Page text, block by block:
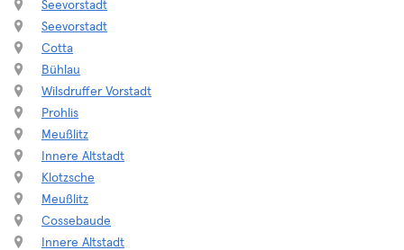
Seevorstadt
Seevorstadt
Cotta
Bühlau
Wilsdruffer Vorstadt
Prohlis
Meußlitz
Innere Altstadt
Klotzsche
Meußlitz
Cossebaude
Innere Altstadt